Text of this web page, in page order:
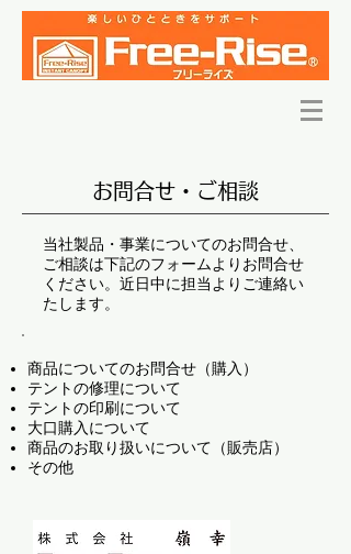
お問合せ・ご相談
当社製品・事業についてのお問合せ、
ご相談は下記のフォームよりお問合せ
ください。​近日中に担当よりご連絡い
たします。
商品についてのお問合せ（購入）
テントの修理について
テントの印刷について
大口購入について
商品のお取り扱いについて（販売店）
​その他